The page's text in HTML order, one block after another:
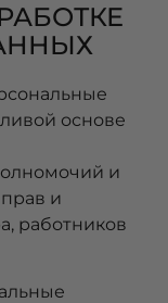
основе
и
и
работников